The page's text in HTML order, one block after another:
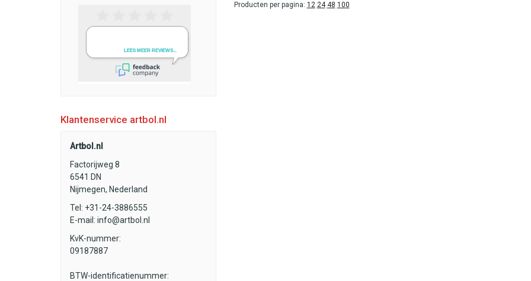
Klantenservice artbol.nl
Artbol.nl
Factorijweg 8
6541 DN
Nijmegen, Nederland
Tel: +31-24-3886555
E-mail: info@artbol.nl
KvK-nummer:
09187887
BTW-identificatienummer:
Producten per pagina: 12 24 48 100